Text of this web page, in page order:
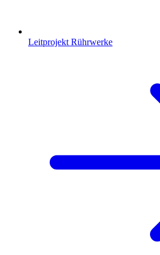
Leitprojekt Rührwerke